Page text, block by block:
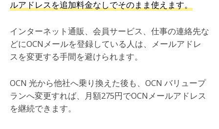
ルアドレスを追加料金なしでそのまま使えます。
インターネット通販、会員サービス、仕事の連絡先な
どにOCNメールを登録している人は、メールアドレ
スを変更する手間を避けられます。
OCN 光から他社へ乗り換えた後も、OCN バリュープ
ランへ変更すれば、月額275円でOCNメールアドレス
を継続できます。